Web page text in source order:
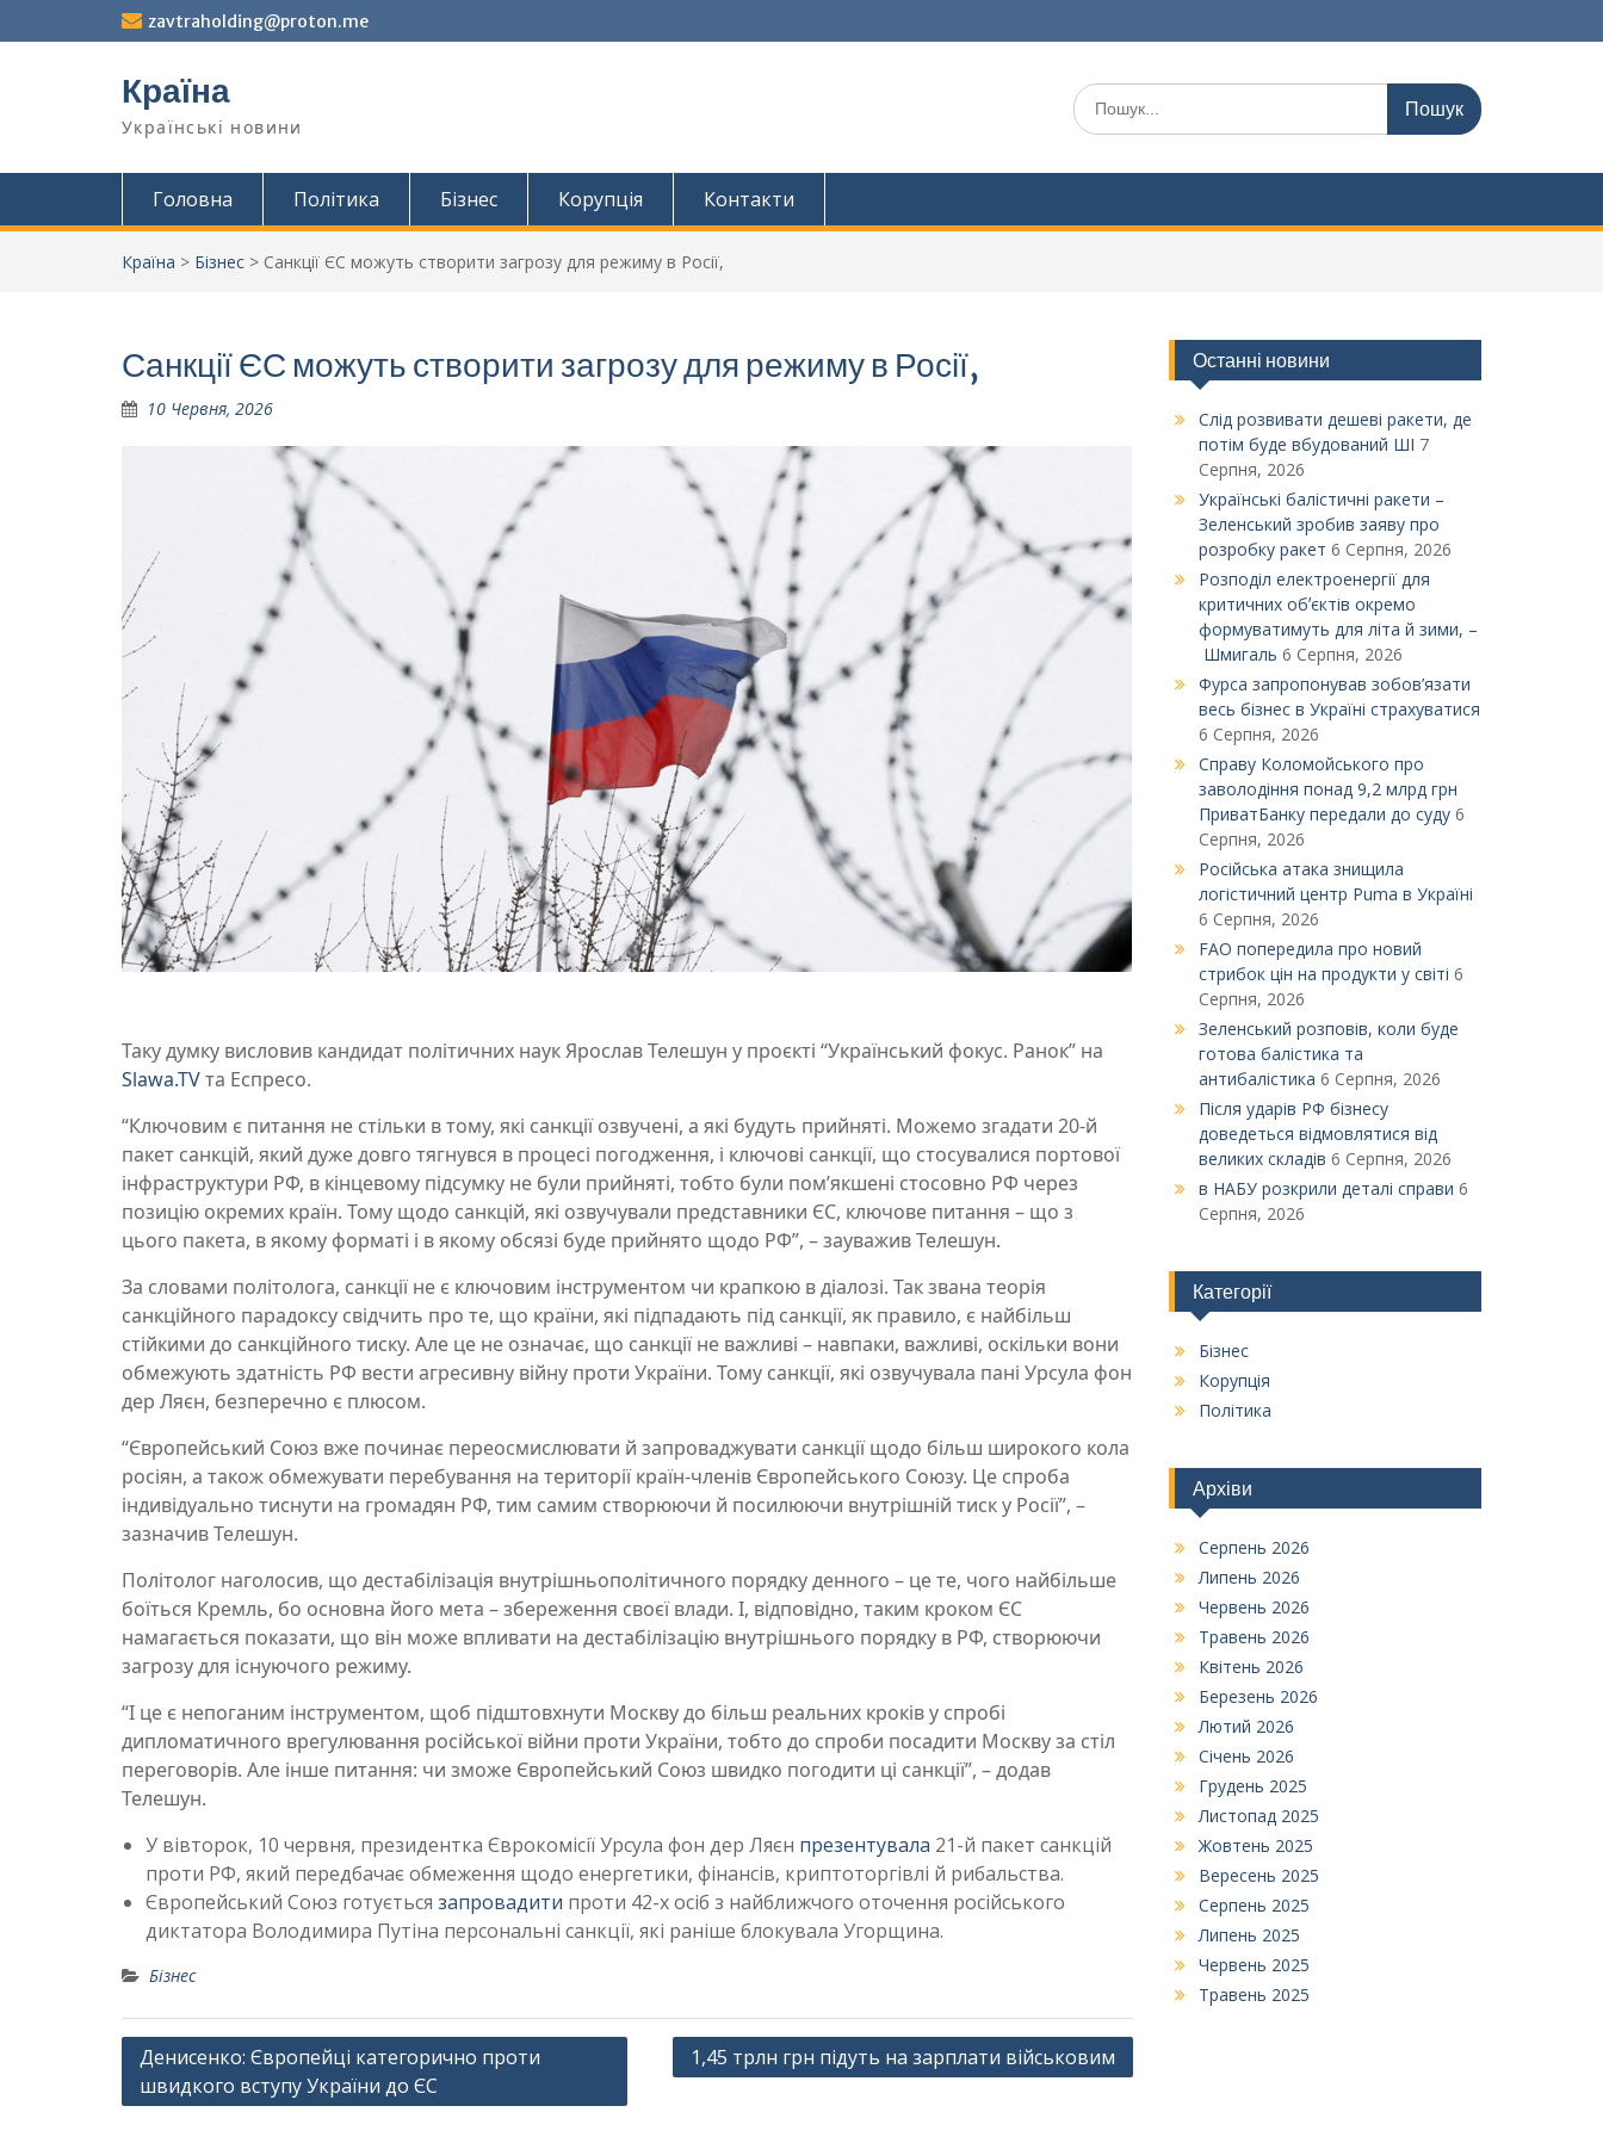
до
zavtraholding@proton.me
Країна
Українські новини
Шукати:
Головна Політика Бізнес Корупція Контакти
Країна > Бізнес > Санкції ЄС можуть створити загрозу для режиму в Росії,
Санкції ЄС можуть створити загрозу для режиму в Росії,
10 Червня, 2026
Таку думку висловив кандидат політичних наук Ярослав Телешун у проєкті “Український фокус. Ранок” на
Slawa.TVта Еспресо.
“Ключовим є питання не стільки в тому, які санкції озвучені, а які будуть прийняті. Можемо згадати 20-й
пакет санкцій, який дуже довго тягнувся в процесі погодження, і ключові санкції, що стосувалися портової
інфраструктури РФ, в кінцевому підсумку не були прийняті, тобто були пом’якшені стосовно РФ через
позицію окремих країн. Тому щодо санкцій, які озвучували представники ЄС, ключове питання – що з
цього пакета, в якому форматі і в якому обсязі буде прийнято щодо РФ”, – зауважив Телешун.
За словами політолога, санкції не є ключовим інструментом чи крапкою в діалозі. Так звана теорія
санкційного парадоксу свідчить про те, що країни, які підпадають під санкції, як правило, є найбільш
стійкими до санкційного тиску. Але це не означає, що санкції не важливі – навпаки, важливі, оскільки вони
обмежують здатність РФ вести агресивну війну проти України. Тому санкції, які озвучувала пані Урсула фон
дер Ляєн, безперечно є плюсом.
“Європейський Союз вже починає переосмислювати й запроваджувати санкції щодо більш широкого кола
росіян, а також обмежувати перебування на території країн-членів Європейського Союзу. Це спроба
індивідуально тиснути на громадян РФ, тим самим створюючи й посилюючи внутрішній тиск у Росії”, –
зазначив Телешун.
Політолог наголосив, що дестабілізація внутрішньополітичного порядку денного – це те, чого найбільше
боїться Кремль, бо основна його мета – збереження своєї влади. І, відповідно, таким кроком ЄС
намагається показати, що він може впливати на дестабілізацію внутрішнього порядку в РФ, створюючи
загрозу для існуючого режиму.
“І це є непоганим інструментом, щоб підштовхнути Москву до більш реальних кроків у спробі
дипломатичного врегулювання російської війни проти України, тобто до спроби посадити Москву за стіл
переговорів. Але інше питання: чи зможе Європейський Союз швидко погодити ці санкції”, – додав
Телешун.
У вівторок, 10 червня, президентка Єврокомісії Урсула фон дер Ляєн презентувала 21-й пакет санкцій
проти РФ, який передбачає обмеження щодо енергетики, фінансів, криптоторгівлі й рибальства.
Європейський Союз готується запровадити проти 42-х осіб з найближчого оточення російського
диктатора Володимира Путіна персональні санкції, які раніше блокувала Угорщина.
Бізнес
Навігація
записів
Денисенко: Європейці категорично проти
швидкого вступу України до ЄС
1,45 трлн грн підуть на зарплати військовим
Останні новини
Слід розвивати дешеві ракети, де
потім буде вбудований ШІ 7
Серпня, 2026
Українські балістичні ракети –
Зеленський зробив заяву про
розробку ракет 6 Серпня, 2026
Розподіл електроенергії для
критичних обʼєктів окремо
формуватимуть для літа й зими, –
Шмигаль 6 Серпня, 2026
Фурса запропонував зобов’язати
весь бізнес в Україні страхуватися
6 Серпня, 2026
Справу Коломойського про
заволодіння понад 9,2 млрд грн
ПриватБанку передали до суду 6
Серпня, 2026
Російська атака знищила
логістичний центр Puma в Україні
6 Серпня, 2026
FAO попередила про новий
стрибок цін на продукти у світі 6
Серпня, 2026
Зеленський розповів, коли буде
готова балістика та
антибалістика 6 Серпня, 2026
Після ударів РФ бізнесу
доведеться відмовлятися від
великих складів 6 Серпня, 2026
в НАБУ розкрили деталі справи 6
Серпня, 2026
Категорії
Бізнес
Корупція
Політика
Архіви
Серпень 2026
Липень 2026
Червень 2026
Травень 2026
Квітень 2026
Березень 2026
Лютий 2026
Січень 2026
Грудень 2025
Листопад 2025
Жовтень 2025
Вересень 2025
Серпень 2025
Липень 2025
Червень 2025
Травень 2025